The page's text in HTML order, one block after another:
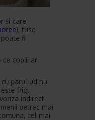
si care
), tuse
poate fi
ce copiii ar
parul ud nu
frig.
indirect
petrec mai
cel mai